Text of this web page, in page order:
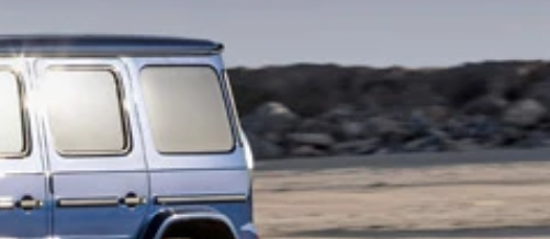
車両本体価格：４８９万９０００円（税込）。